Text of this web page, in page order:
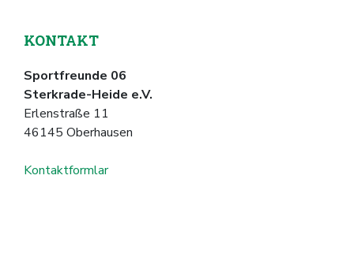
KONTAKT
Sportfreunde 06
Sterkrade-Heide e.V.
Erlenstraße 11
46145 Oberhausen
Kontaktformlar